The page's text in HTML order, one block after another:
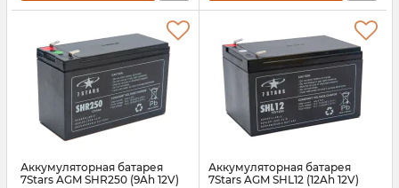
Аккумуляторная батарея
7Stars AGM SHR250 (9Ah 12V)
Аккумуляторная батарея
7Stars AGM SHL12 (12Ah 12V)